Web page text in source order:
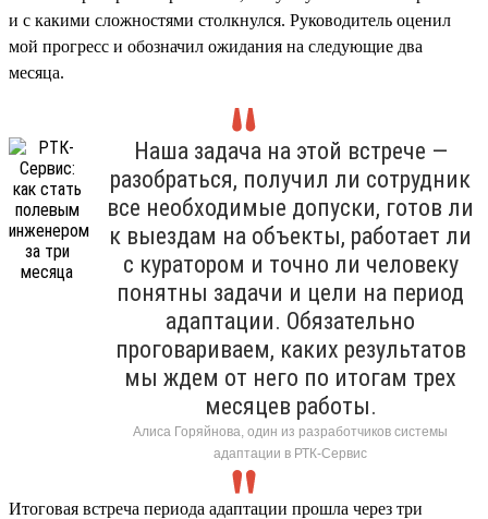
и с какими сложностями столкнулся. Руководитель оценил
мой прогресс и обозначил ожидания на следующие два
месяца.
Наша задача на этой встрече —
разобраться, получил ли сотрудник
все необходимые допуски, готов ли
к выездам на объекты, работает ли
с куратором и точно ли человеку
понятны задачи и цели на период
адаптации. Обязательно
проговариваем, каких результатов
мы ждем от него по итогам трех
месяцев работы.
Алиса Горяйнова, один из разработчиков системы
адаптации в РТК-Сервис
Итоговая встреча периода адаптации прошла через три